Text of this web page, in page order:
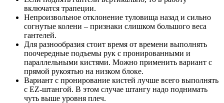
включатся трапеции.
Непроизвольное отклонение туловища назад и сильно
согнутые колени – признаки слишком большого веса
гантелей.
Для разнообразия стоит время от времени выполнять
поочередные подъемы рук с пронированными и
параллельными кистями. Можно применить вариант с
прямой рукоятью на низком блоке.
Вариант с пронирование кистей лучше всего выполнять
с ЕZ-штангой. В этом случае штангу надо поднимать
чуть выше уровня плеч.